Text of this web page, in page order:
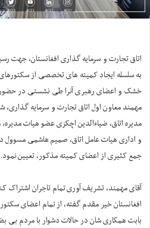
اتاق تجارت و سرمایه گذاری افغانستان،
به سلسله ایجاد کمیته های تخصصی از
خشک و اعضای رهبری آنرا طی نشستی در
مهمند معاون اول اتاق تجارت و سرمایه
مدیره اتاق، ضیاءالدین اچکزی عضو هیات
و اداری هیات عامل اتاق، صمیم هاشمی مسوول
جمع کثیری از اعضای کمیته مذکور، تعیین نمود.
آقای مهمند، تشریف آوری تمام تاجران اشتراک
افغانستان خیر مقدم گفته، از تمام اعضای
بابت همکاری شان در حالات دشوار با مردم بی